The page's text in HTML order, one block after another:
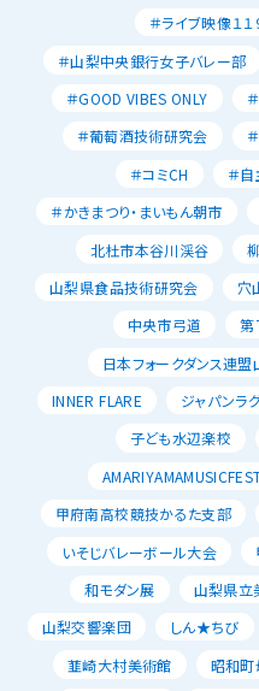
＃ライブ映像１１
＃山梨中央銀行女子バレー部
＃GOOD VIBES ONLY
＃葡萄酒技術研究会
＃コミCH
＃
＃かきまつり・まいもん朝市
北杜市本谷川渓谷
山梨県食品技術研究会
穴
中央市弓道
第
日本フォークダンス連
INNER FLARE
ジャパンラ
子ども水辺楽校
甲府南高校競技かるた支部
いそじバレーボール大会
和モダン展
山梨県立
山梨交響楽団
しん★ちび
韮崎大村美術館
昭和